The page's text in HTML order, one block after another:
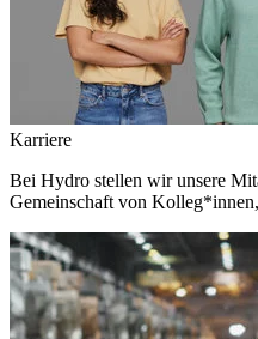
Karriere
Bei Hydro stellen wir unsere
Gemeinschaft von